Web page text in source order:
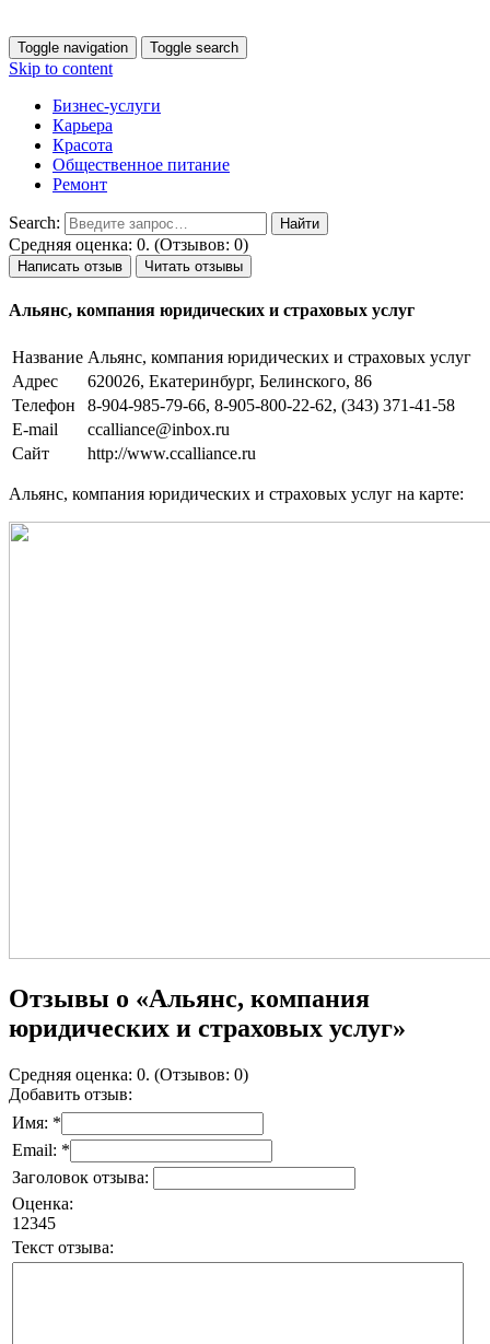
Toggle navigation Toggle search
Skip to content
Бизнес-услуги
Карьера
Красота
Общественное питание
Ремонт
Search:
Средняя оценка: 0. (Отзывов: 0)
Написать отзыв Читать отзывы
Альянс, компания юридических и страховых услуг
Название Альянс, компания юридических и страховых услуг
Адрес
620026, Екатеринбург, Белинского, 86
Телефон
8-904-985-79-66, 8-905-800-22-62, (343) 371-41-58
E-mail
ccalliance@inbox.ru
Сайт
http://www.ccalliance.ru
Альянс, компания юридических и страховых услуг на карте:
Отзывы о «Альянс, компания
юридических и страховых услуг»
Средняя оценка: 0. (Отзывов: 0)
Добавить отзыв:
Имя: *
Email: *
Заголовок отзыва:
Оценка:
1 2345
Текст отзыва: